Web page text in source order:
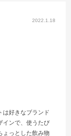
2022.1.18
は好きなブランド
インで、使うたび
ょっとした飲み物